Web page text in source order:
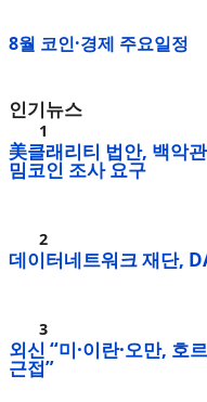
8월 코인·경제 주요일정
인기뉴스
美클래리티 법안, 백악
밈코인 조사 요구
데이터네트워크 재단,
외신 “미·이란·오만, 호
근접”